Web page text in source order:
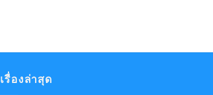
เรื่องล่าสุด